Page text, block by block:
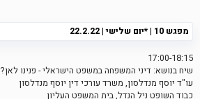
מפגש 10 | *יום שלישי | 22.2.22
17:00-18:15
שיח בנושא: דיני המשפחה במשפט הישראלי - פנינו לאן?
עו"ד יוסף מנדלסון, משרד עורכי דין יוסף מנדלסון
כבוד השופט ניל הנדל, בית המשפט העליון